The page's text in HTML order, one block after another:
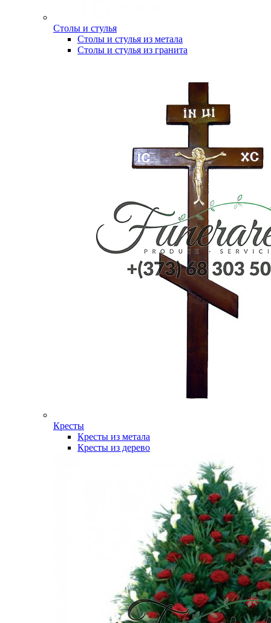
Столы и стулья
Столы и стулья из метала
Столы и стулья из гранита
Кресты
Кресты из метала
Кресты из дерево